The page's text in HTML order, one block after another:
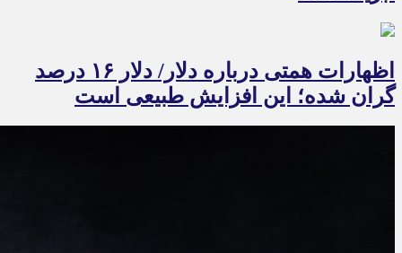
اظهارات همتی درباره دلار/ دلار ۱۶ درصد
گران شده؛ این افزایش طبیعی است